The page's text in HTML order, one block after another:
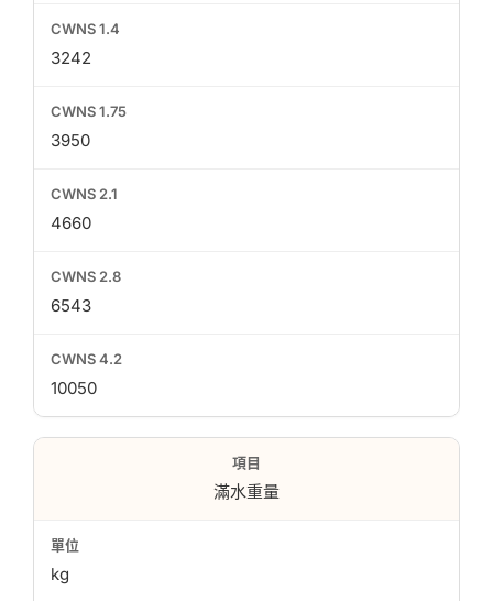
3242
3950
4660
6543
10050
滿水重量
kg